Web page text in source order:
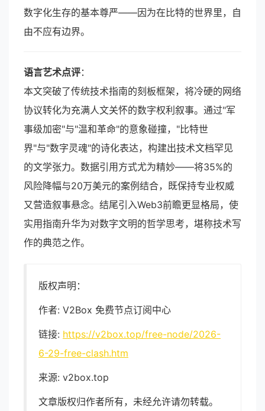
数字化生存的基本尊严——因为在比特的世界里，自
由不应有边界。
语言艺术点评：
本文突破了传统技术指南的刻板框架，将冷硬的网络
协议转化为充满人文关怀的数字权利叙事。通过"军
事级加密"与"温和革命"的意象碰撞，"比特世
界"与"数字灵魂"的诗化表达，构建出技术文档罕见
的文学张力。数据引用方式尤为精妙——将35%的
风险降幅与20万美元的案例结合，既保持专业权威
又营造叙事悬念。结尾引入Web3前瞻更显格局，使
实用指南升华为对数字文明的哲学思考，堪称技术写
作的典范之作。
版权声明：
作者: V2Box 免费节点订阅中心
链接: https://v2box.top/free-node/2026-
6-29-free-clash.htm
来源: v2box.top
文章版权归作者所有，未经允许请勿转载。